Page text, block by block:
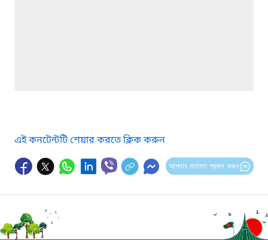
এই কনটেন্টটি শেয়ার করতে ক্লিক করুন
আপনার মতামত প্রদান করুন